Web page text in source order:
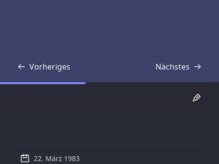
Vorheriges
Transkript Nächstes
Transkript
22. März 1983